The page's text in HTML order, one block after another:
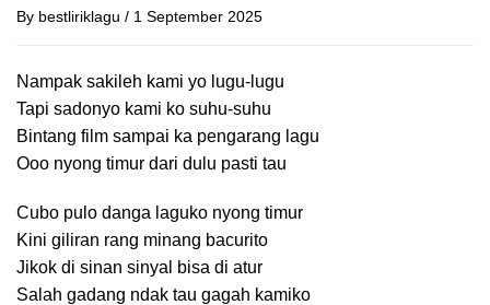
By bestliriklagu / 1 September 2025
Nampak sakileh kami yo lugu-lugu
Tapi sadonyo kami ko suhu-suhu
Bintang film sampai ka pengarang lagu
Ooo nyong timur dari dulu pasti tau
Cubo pulo danga laguko nyong timur
Kini giliran rang minang bacurito
Jikok di sinan sinyal bisa di atur
Salah gadang ndak tau gagah kamiko